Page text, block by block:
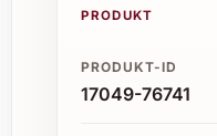
PRODUKT
PRODUKT-ID
17049-76741